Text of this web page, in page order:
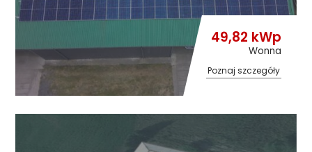
49,82 kWp
Wonna
Poznaj szczegóły